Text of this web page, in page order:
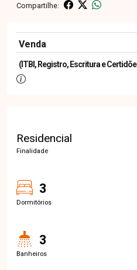
Compartilhe:
Venda
(ITBI, Registro, Escritura e
Residencial
Finalidade
3
Dormitórios
3
Banheiros